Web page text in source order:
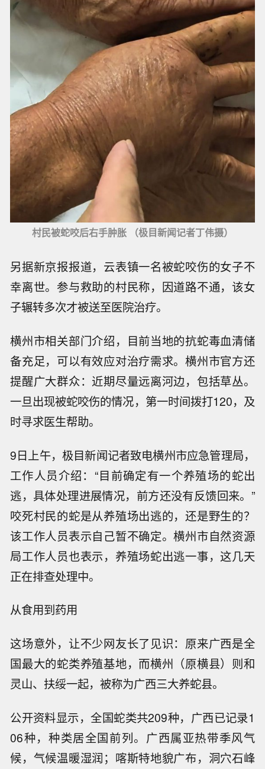
村民被蛇咬后右手肿胀 （极目新闻记者丁伟摄）
另据新京报报道，云表镇一名被蛇咬伤的女子不
幸离世。参与救助的村民称，因道路不通，该女
子辗转多次才被送至医院治疗。
横州市相关部门介绍，目前当地的抗蛇毒血清储
备充足，可以有效应对治疗需求。横州市官方还
提醒广大群众：近期尽量远离河边，包括草丛。
一旦出现被蛇咬伤的情况，第一时间拨打120，及
时寻求医生帮助。
9日上午，极目新闻记者致电横州市应急管理局，
工作人员介绍：“目前确定有一个养殖场的蛇出
逃，具体处理进展情况，前方还没有反馈回来。”
咬死村民的蛇是从养殖场出逃的，还是野生的？
该工作人员表示自己暂不确定。横州市自然资源
局工作人员也表示，养殖场蛇出逃一事，这几天
正在排查处理中。
从食用到药用
这场意外，让不少网友长了见识：原来广西是全
国最大的蛇类养殖基地，而横州（原横县）则和
灵山、扶绥一起，被称为广西三大养蛇县。
公开资料显示，全国蛇类共209种，广西已记录1
06种，种类居全国前列。广西属亚热带季风气
候，气候温暖湿润；喀斯特地貌广布，洞穴石峰